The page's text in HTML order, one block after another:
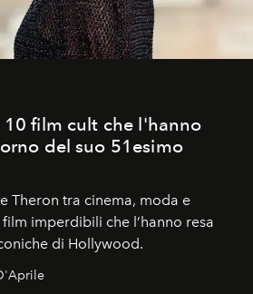
10 film cult che l'hanno
del suo 51esimo
Theron tra cinema, moda e
imperdibili che l’hanno resa
di Hollywood.